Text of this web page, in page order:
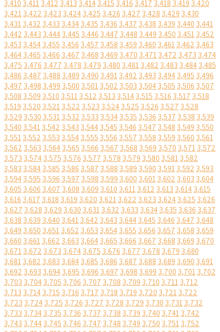
3,410 3,4113,412 3,413 3,4143,415 3,416 3,417 3,418 3,419 3,420
3,4213,422 3,423 3,4243,425 3,426 3,427 3,428 3,429 3,430
3,4313,432 3,433 3,4343,435 3,436 3,437 3,438 3,439 3,440 3,441
3,442 3,443 3,4443,445 3,446 3,447 3,448 3,449 3,450 3,4513,452
3,453 3,4543,455 3,456 3,457 3,458 3,459 3,460 3,4613,462 3,463
3,4643,465 3,466 3,467 3,468 3,469 3,470 3,4713,472 3,473 3,474
3,475 3,476 3,477 3,478 3,479 3,480 3,4813,482 3,483 3,4843,485
3,486 3,487 3,488 3,489 3,490 3,4913,492 3,493 3,4943,495 3,496
3,497 3,498 3,499 3,500 3,5013,502 3,503 3,5043,505 3,506 3,507
3,508 3,509 3,510 3,5113,512 3,513 3,5143,515 3,516 3,517 3,518
3,519 3,520 3,5213,522 3,523 3,5243,525 3,526 3,527 3,528
3,529 3,530 3,5313,532 3,533 3,5343,535 3,536 3,537 3,538 3,539
3,540 3,5413,542 3,543 3,5443,545 3,546 3,547 3,548 3,549 3,550
3,5513,552 3,553 3,5543,555 3,556 3,557 3,558 3,559 3,560 3,561
3,562 3,563 3,5643,565 3,566 3,567 3,568 3,569 3,570 3,5713,572
3,573 3,5743,575 3,576 3,577 3,578 3,579 3,580 3,5813,582
3,583 3,5843,585 3,586 3,587 3,588 3,589 3,590 3,5913,592 3,593
3,5943,595 3,596 3,597 3,598 3,599 3,600 3,6013,602 3,603 3,604
3,605 3,606 3,607 3,608 3,609 3,610 3,6113,612 3,613 3,6143,615
3,616 3,617 3,618 3,619 3,620 3,6213,622 3,623 3,6243,625 3,626
3,627 3,628 3,629 3,630 3,6313,632 3,633 3,6343,635 3,636 3,637
3,638 3,639 3,640 3,6413,642 3,643 3,6443,645 3,646 3,647 3,648
3,649 3,650 3,6513,652 3,653 3,6543,655 3,656 3,657 3,658 3,659
3,660 3,6613,662 3,663 3,6643,665 3,666 3,667 3,668 3,669 3,670
3,6713,672 3,673 3,6743,675 3,676 3,677 3,678 3,679 3,680
3,6813,682 3,683 3,6843,685 3,686 3,687 3,688 3,689 3,690 3,691
3,692 3,693 3,6943,695 3,696 3,697 3,698 3,699 3,700 3,7013,702
3,703 3,7043,705 3,706 3,707 3,708 3,709 3,710 3,7113,712
3,713 3,7143,715 3,716 3,717 3,718 3,719 3,720 3,7213,722
3,723 3,7243,725 3,726 3,727 3,728 3,729 3,730 3,7313,732
3,733 3,7343,735 3,736 3,737 3,738 3,739 3,740 3,7413,742
3,743 3,7443,745 3,746 3,747 3,748 3,749 3,750 3,7513,752